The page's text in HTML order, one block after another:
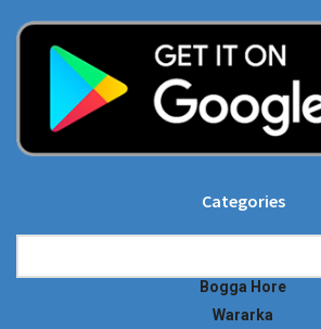
Categories
Bogga Hore
Wararka